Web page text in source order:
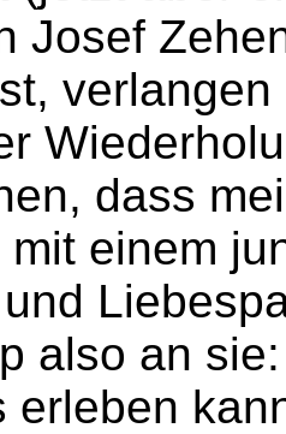
Josef
dass
mit einem
also an
erleben